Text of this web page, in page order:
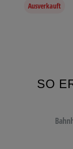
Ausverkauft
SO